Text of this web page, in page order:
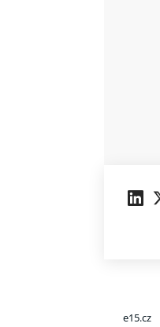
e15.cz